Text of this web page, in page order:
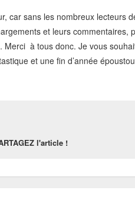
car sans les nombreux lecteurs
et leurs commentaires,
Merci à tous donc. Je vous
et une fin d’année
l'article !